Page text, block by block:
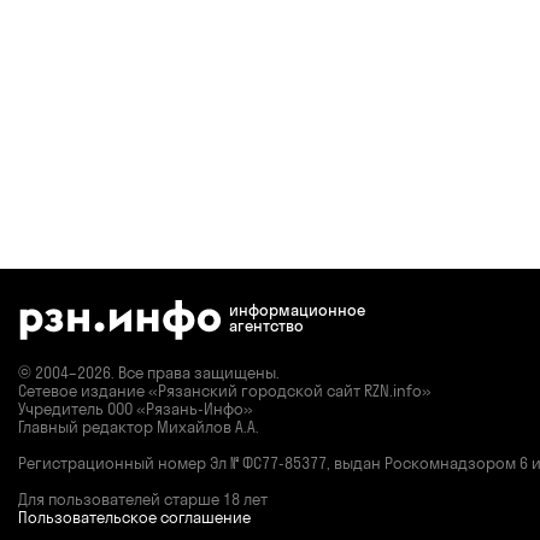
информационное
агентство
© 2004–2026. Все права защищены.
Сетевое издание «Рязанский городской сайт RZN.info»
Учредитель ООО «Рязань-Инфо»
Главный редактор Михайлов А.А.
Регистрационный номер Эл № ФС77-85377, выдан Роскомнадзором 6
Для пользователей старше 18 лет
Пользовательское соглашение